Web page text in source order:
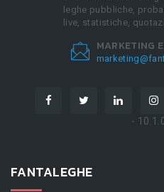
leghe pubbliche,
live, statistiche,
MARKETING
-
FANTALEGHE